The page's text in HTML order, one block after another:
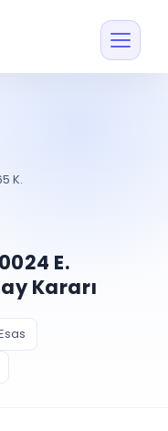
Müvekkil ve taraf
Vekalet
Giriş Yap
K.
E.
Kararı